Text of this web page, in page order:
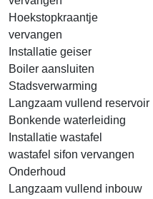
Hoekstopkraantje
vervangen
Installatie geiser
Boiler aansluiten
Stadsverwarming
Langzaam vullend reservoir
Bonkende waterleiding
Installatie wastafel
wastafel sifon vervangen
Onderhoud
Langzaam vullend inbouw